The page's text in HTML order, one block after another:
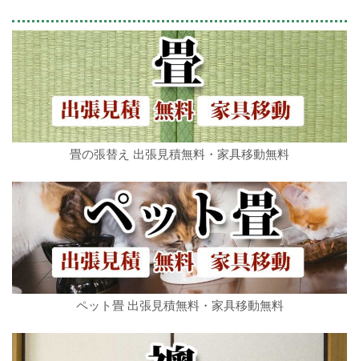
畳の張替え 出張見積無料・家具移動無料
ペット畳 出張見積無料・家具移動無料